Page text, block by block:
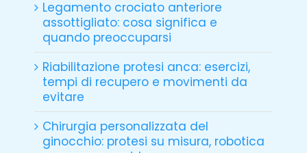
Legamento crociato anteriore
assottigliato: cosa significa e
quando preoccuparsi
Riabilitazione protesi anca: esercizi,
tempi di recupero e movimenti da
evitare
Chirurgia personalizzata del
ginocchio: protesi su misura, robotica